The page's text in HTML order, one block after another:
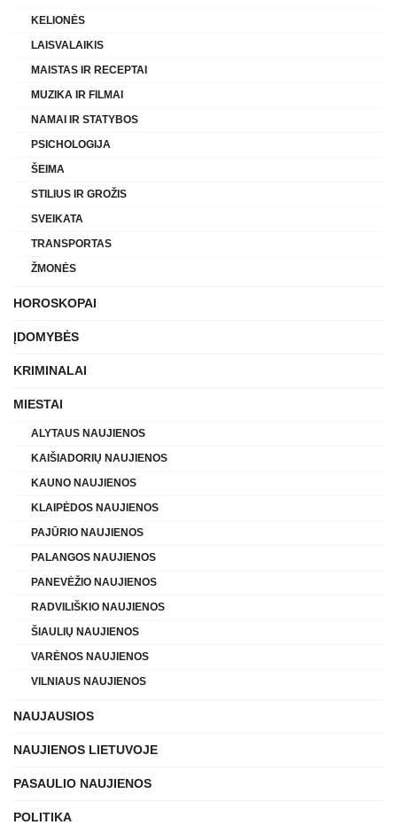
KELIONĖS
LAISVALAIKIS
MAISTAS IR RECEPTAI
MUZIKA IR FILMAI
NAMAI IR STATYBOS
PSICHOLOGIJA
ŠEIMA
STILIUS IR GROŽIS
SVEIKATA
TRANSPORTAS
ŽMONĖS
HOROSKOPAI
ĮDOMYBĖS
KRIMINALAI
MIESTAI
ALYTAUS NAUJIENOS
KAIŠIADORIŲ NAUJIENOS
KAUNO NAUJIENOS
KLAIPĖDOS NAUJIENOS
PAJŪRIO NAUJIENOS
PALANGOS NAUJIENOS
PANEVĖŽIO NAUJIENOS
RADVILIŠKIO NAUJIENOS
ŠIAULIŲ NAUJIENOS
VARĖNOS NAUJIENOS
VILNIAUS NAUJIENOS
NAUJAUSIOS
NAUJIENOS LIETUVOJE
PASAULIO NAUJIENOS
POLITIKA